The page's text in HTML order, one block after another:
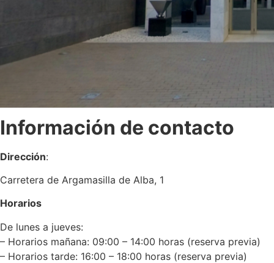
Información de contacto
Dirección:
Carretera de Argamasilla de Alba, 1
Horarios
De lunes a jueves:
– Horarios mañana: 09:00 – 14:00 horas (reserva previa)
– Horarios tarde: 16:00 – 18:00 horas (reserva previa)